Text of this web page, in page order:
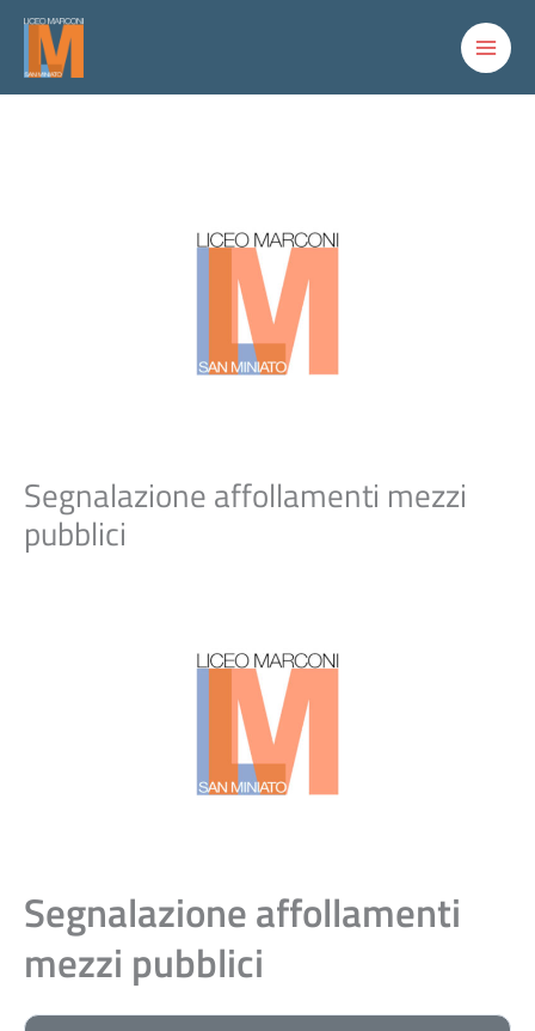
contenuto
Segnalazione affollamenti mezzi
pubblici
Segnalazione affollamenti
mezzi pubblici